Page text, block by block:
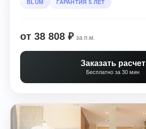
BLUM ГАРАНТИЯ 5 ЛЕТ
от 38 808 ₽ за п.м.
Заказать расчет
Бесплатно за 30 мин